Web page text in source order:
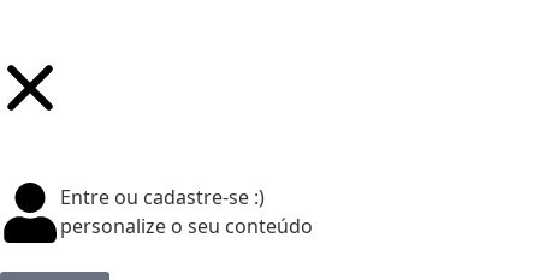
Entre ou cadastre-se :)
personalize o seu conteúdo